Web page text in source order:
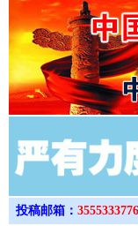
投稿邮箱：